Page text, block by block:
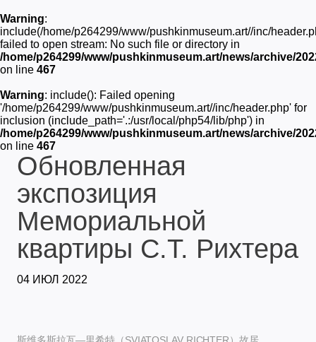
Warning:
include(/home/p264299/www/pushkinmuseum.art//inc/
failed to open stream: No such file or directory in
/home/p264299/www/pushkinmuseum.art/news/archive/
on line 467
Warning: include(): Failed opening
'/home/p264299/www/pushkinmuseum.art//inc/header.php' for
inclusion (include_path='.:/usr/local/php54/lib/php') in
/home/p264299/www/pushkinmuseum.art/news/archive/
on line 467
Обновленная
экспозиция
Мемориальной
квартиры С.Т. Рихтера
04 ИЮЛ 2022